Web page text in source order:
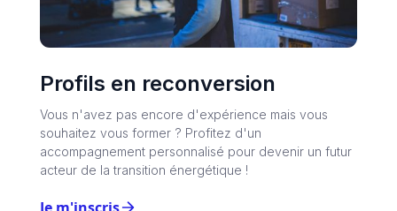
Profils en reconversion
Vous n'avez pas encore d'expérience mais vous
souhaitez vous former ? Profitez d'un
accompagnement personnalisé pour devenir un futur
acteur de la transition énergétique !